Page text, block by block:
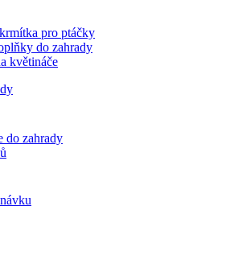
pro ptáčky
do zahrady
květináče
do zahrady